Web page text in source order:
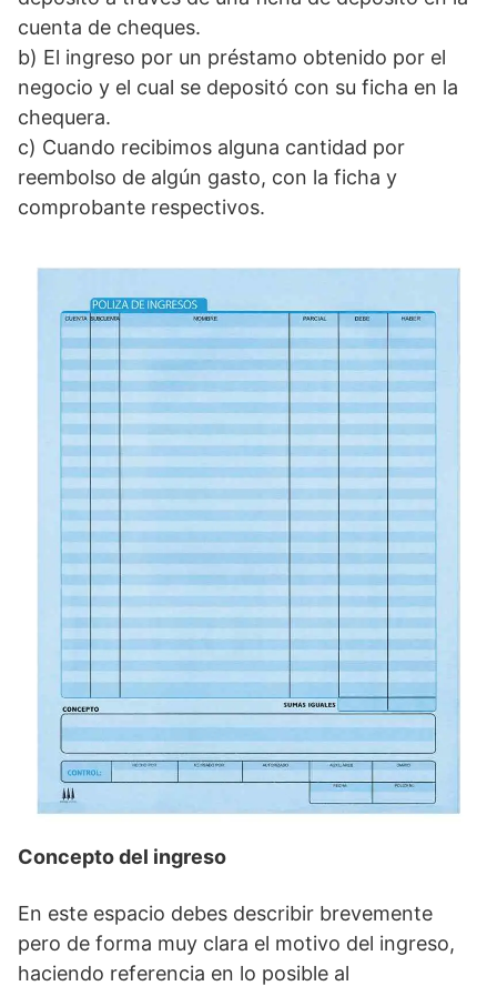
cuenta de cheques.
b) El ingreso por un préstamo obtenido por el
negocio y el cual se depositó con su ficha en la
chequera.
c) Cuando recibimos alguna cantidad por
reembolso de algún gasto, con la ficha y
comprobante respectivos.
Concepto del ingreso
En este espacio debes describir brevemente
pero de forma muy clara el motivo del ingreso,
haciendo referencia en lo posible al